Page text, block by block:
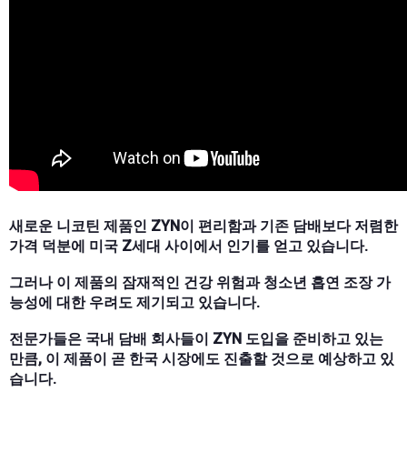
새로운 니코틴 제품인 ZYN이 편리함과 기존 담배보다 저렴한
가격 덕분에 미국 Z세대 사이에서 인기를 얻고 있습니다.
그러나 이 제품의 잠재적인 건강 위험과 청소년 흡연 조장 가
능성에 대한 우려도 제기되고 있습니다.
전문가들은 국내 담배 회사들이 ZYN 도입을 준비하고 있는
만큼, 이 제품이 곧 한국 시장에도 진출할 것으로 예상하고 있
습니다.